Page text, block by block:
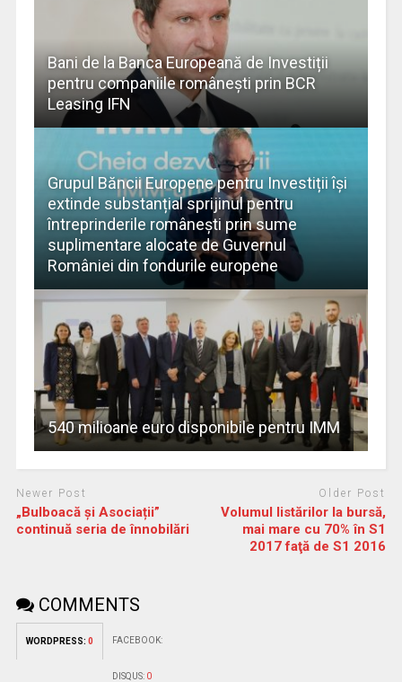
Bani de la Banca Europeană de Investiții
pentru companiile româneşti prin BCR
Leasing IFN
Grupul Băncii Europene pentru Investiții își
extinde substanțial sprijinul pentru
întreprinderile românești prin sume
suplimentare alocate de Guvernul
României din fondurile europene
540 milioane euro disponibile pentru IMM
Newer Post
„Bulboacă și Asociații”
continuă seria de înnobilări
Older Post
Volumul listărilor la bursă,
mai mare cu 70% în S1
2017 faţă de S1 2016
COMMENTS
WORDPRESS: 0 FACEBOOK:
DISQUS: 0